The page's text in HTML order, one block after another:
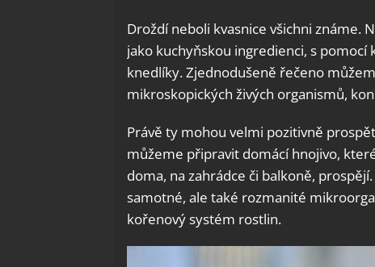
Droždí neboli kvasnice všichni známe.
jako kuchyňskou ingredienci, s
knedlíky. Zjednodušeně řečeno
mikroskopických živých organismů,
Právě ty mohou velmi pozitivně
můžeme připravit domácí hnojivo,
doma, na zahrádce či balkoně,
samotné, ale také rozmanité
kořenový systém rostlin.